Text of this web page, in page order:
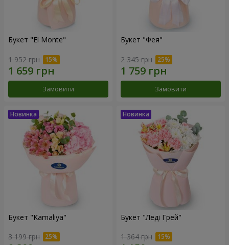
Букет "El Monte"
1 952 грн
Замовити
Букет "Фея"
2 345 грн
Замовити
Букет "Kamaliya"
3 199 грн
Букет "Леді Грей"
1 364 грн